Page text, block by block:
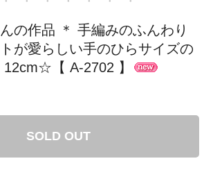
の作品 ＊ 手編みのふんわり
が愛らしい手のひらサイズの
【 A-2702 】
SOLD OUT